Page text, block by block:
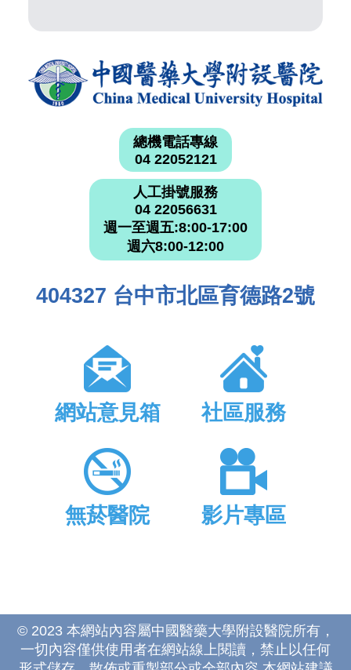
總機電話專線
04 22052121
人工掛號服務
04 22056631
週一至週五:8:00-17:00
週六8:00-12:00
404327 台中市北區育德路2號
網站意見箱 社區服務
無菸醫院 影片專區
© 2023 本網站內容屬中國醫藥大學附設醫院所有，
一切內容僅供使用者在網站線上閱讀，禁止以任何